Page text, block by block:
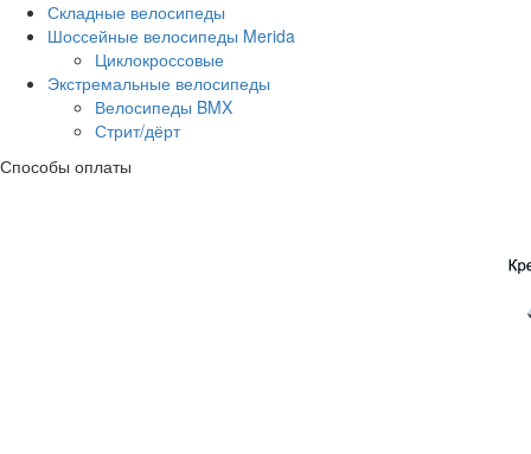
Складные велосипеды
Шоссейные велосипеды Merida
Циклокроссовые
Экстремальные велосипеды
Велосипеды BMX
Стрит/дёрт
Способы оплаты